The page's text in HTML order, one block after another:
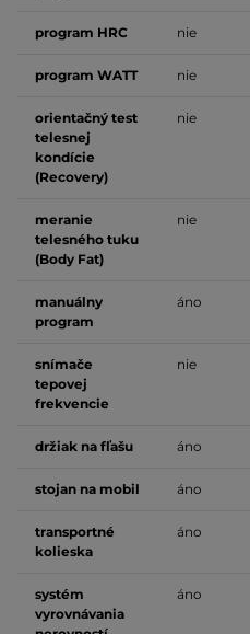
program HRC nie
program WATT nie
orientačný test
telesnej
kondície
(Recovery)
nie
meranie
telesného tuku
(Body Fat)
nie
manuálny
program
áno
snímače
tepovej
frekvencie
nie
držiak na fľašu áno
stojan na mobil áno
transportné
kolieska
áno
systém
vyrovnávania
áno